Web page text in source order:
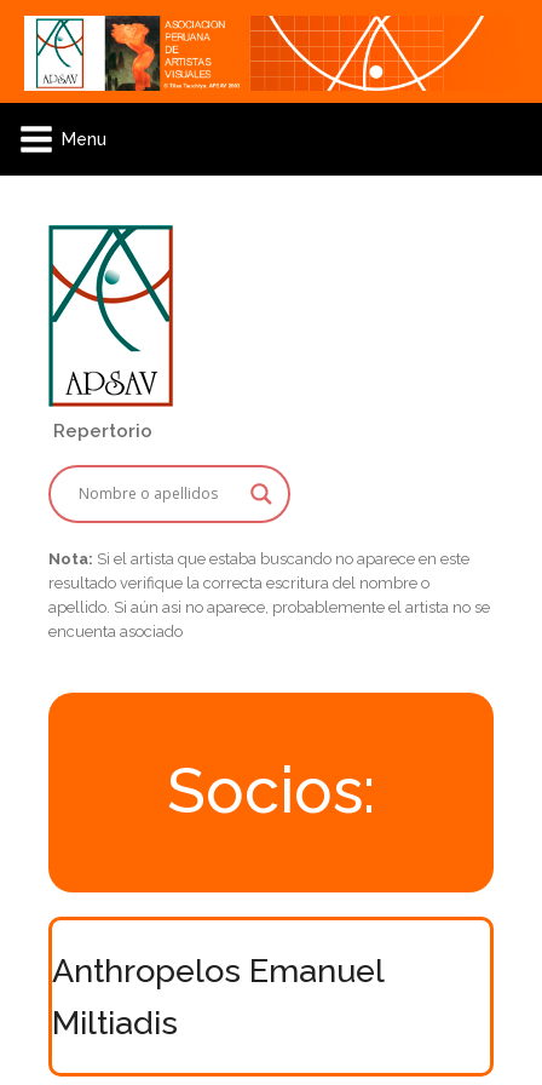
Menu
Repertorio
Nota: Si el artista que estaba buscando no aparece en este
resultado verifique la correcta escritura del nombre o
apellido. Si aún asi no aparece, probablemente el artista no se
encuenta asociado
Socios:
Anthropelos Emanuel
Miltiadis